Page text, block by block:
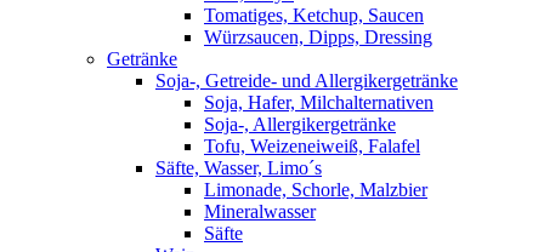
Tomatiges, Ketchup, Saucen
Würzsaucen, Dipps, Dressing
Getränke
Soja-, Getreide- und Allergikergetränke
Soja, Hafer, Milchalternativen
Soja-, Allergikergetränke
Tofu, Weizeneiweiß, Falafel
Säfte, Wasser, Limo´s
Limonade, Schorle, Malzbier
Mineralwasser
Säfte